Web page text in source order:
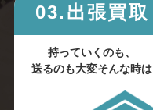
03.出張買取
持っていくのも、
送るのも大変そんな時は